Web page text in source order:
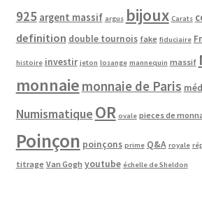
925 argent massif argus bijoux Carats
definition double tournois fake fiduciaire
histoire investir jeton losange mannequin massif
monnaie monnaie de Paris
Numismatique OR ovale pieces de
Poinçon poinçons prime Q&A royale
titrage Van Gogh youtube échelle de Sheldon